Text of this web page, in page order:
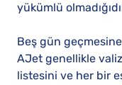
yükümlü
Beş gün
AJet genellikle
listesini ve her bir